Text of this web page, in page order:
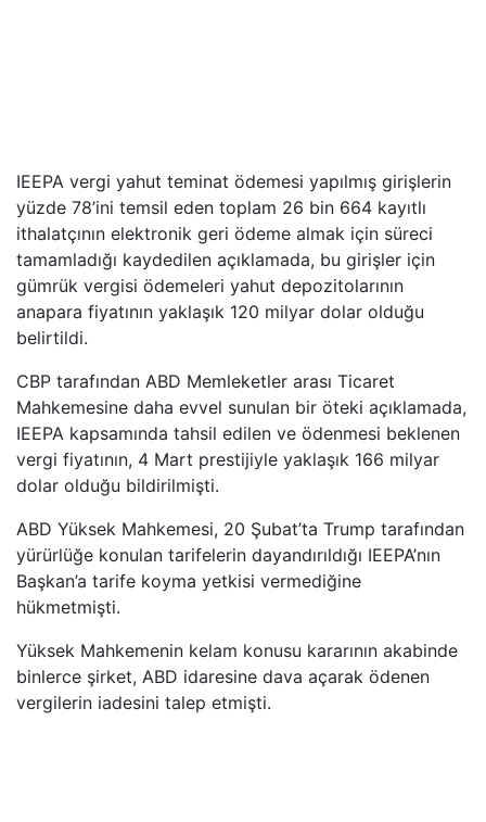
IEEPA vergi yahut teminat ödemesi yapılmış girişlerin
yüzde 78’ini temsil eden toplam 26 bin 664 kayıtlı
ithalatçının elektronik geri ödeme almak için süreci
tamamladığı kaydedilen açıklamada, bu girişler için
gümrük vergisi ödemeleri yahut depozitolarının
anapara fiyatının yaklaşık 120 milyar dolar olduğu
belirtildi.
CBP tarafından ABD Memleketler arası Ticaret
Mahkemesine daha evvel sunulan bir öteki açıklamada,
IEEPA kapsamında tahsil edilen ve ödenmesi beklenen
vergi fiyatının, 4 Mart prestijiyle yaklaşık 166 milyar
dolar olduğu bildirilmişti.
ABD Yüksek Mahkemesi, 20 Şubat’ta Trump tarafından
yürürlüğe konulan tarifelerin dayandırıldığı IEEPA’nın
Başkan’a tarife koyma yetkisi vermediğine
hükmetmişti.
Yüksek Mahkemenin kelam konusu kararının akabinde
binlerce şirket, ABD idaresine dava açarak ödenen
vergilerin iadesini talep etmişti.